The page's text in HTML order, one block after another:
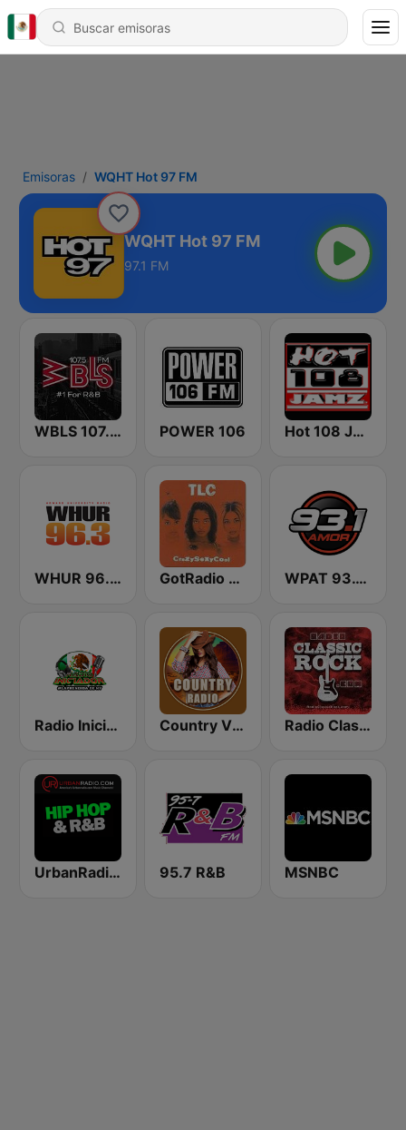
Emisoras WQHT Hot 97 FM
WQHT Hot 97 FM
97.1 FM
WBLS 107.5 FM (US Only) POWER 106 Hot 108 Jamz
WHUR 96.3 FM GotRadio - Throwback Jamz WPAT 93.1 Amor FM
Radio Iniciador Country Vibes Radio Classic Rock
UrbanRadio - Hip Hop & RnB 95.7 R&B MSNBC